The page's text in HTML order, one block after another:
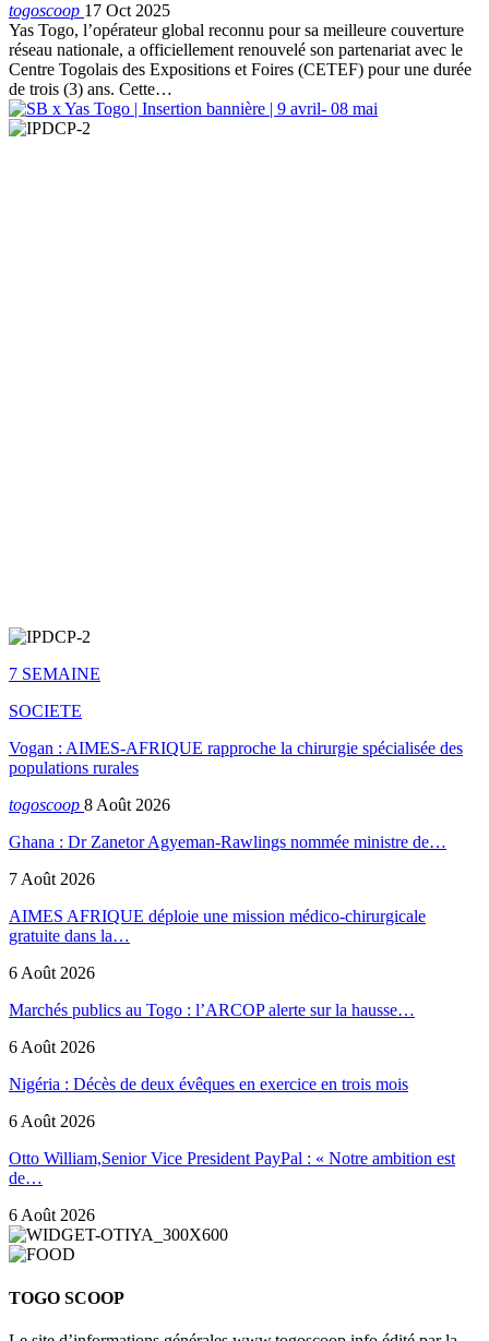
togoscoop 17 Oct 2025
Yas Togo, l’opérateur global reconnu pour sa meilleure couverture
réseau nationale, a officiellement renouvelé son partenariat avec le
Centre Togolais des Expositions et Foires (CETEF) pour une durée
de trois (3) ans. Cette…
7 SEMAINE
SOCIETE
Vogan : AIMES-AFRIQUE rapproche la chirurgie spécialisée des
populations rurales
togoscoop 8 Août 2026
Ghana : Dr Zanetor Agyeman-Rawlings nommée ministre de…
7 Août 2026
AIMES AFRIQUE déploie une mission médico-chirurgicale
gratuite dans la…
6 Août 2026
Marchés publics au Togo : l’ARCOP alerte sur la hausse…
6 Août 2026
Nigéria : Décès de deux évêques en exercice en trois mois
6 Août 2026
Otto William,Senior Vice President PayPal : « Notre ambition est
de…
6 Août 2026
TOGO SCOOP